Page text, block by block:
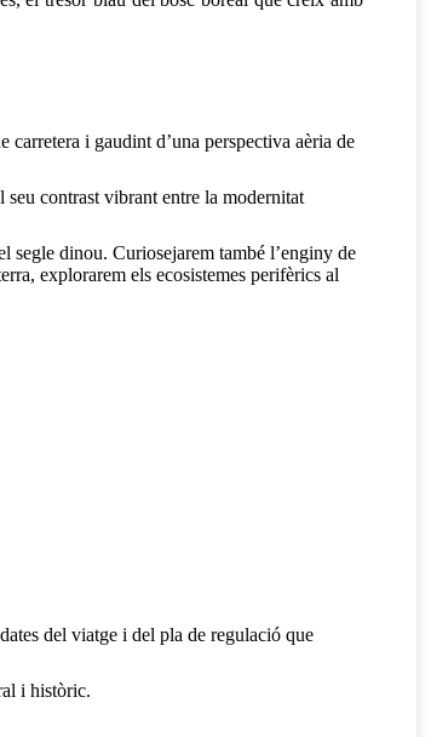
i gaudint d’una perspectiva aèria de
contrast vibrant entre la modernitat
segle dinou. Curiosejarem també l’enginy de
explorarem els ecosistemes perifèrics al
del viatge i del pla de regulació que
i històric.